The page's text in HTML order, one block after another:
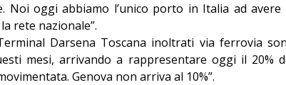
Noi oggi abbiamo l’unico porto in Italia ad avere
rete nazionale”.
Darsena Toscana inoltrati via ferrovia
mesi, arrivando a rappresentare oggi il 20%
Genova non arriva al 10%”.